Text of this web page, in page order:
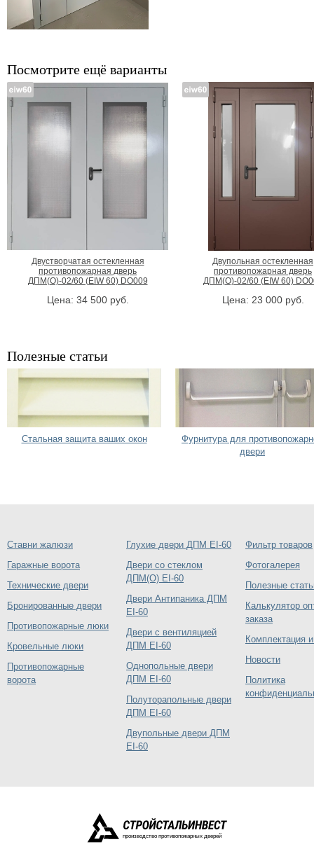
Посмотрите ещё варианты
Двустворчатая остекленная
противопожарная дверь
ДПМ(О)-02/60 (EIW 60) DO009
Цена: 34 500руб.
Двупольная остекленная
противопожарная дверь
ДПМ(О)-02/60 (EIW 60)
Цена: 23 000руб.
Полезные статьи
Стальная защита ваших окон
Фурнитура для
двери
Ставни жалюзи
Гаражные ворота
Технические двери
Бронированные двери
Противопожарные люки
Кровельные люки
Противопожарные
ворота
Глухие двери ДПМ EI-60
Двери со стеклом
ДПМ(О) EI-60
Двери Антипаника ДПМ
EI-60
Двери с вентиляцией
ДПМ EI-60
Однопольные двери
ДПМ EI-60
Полуторапольные двери
ДПМ EI-60
Двупольные двери ДПМ
EI-60
Фильтр товаров
Фотогалерея
Полезные
Калькулятор
заказа
Комплектация
Новости
Политика
производство противопожарных дверей